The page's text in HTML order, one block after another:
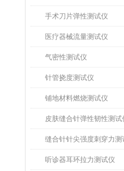
手术刀片弹性测试仪
医疗器械流量测试仪
气密性测试仪
针管挠度测试仪
铺地材料燃烧测试仪
皮肤缝合针弹性韧性测试
缝合针针尖强度刺穿力测
听诊器耳环拉力测试仪